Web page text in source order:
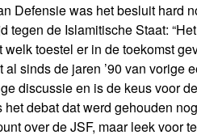
Defensie was het besluit hard
tegen de Islamitische Staat:
toestel er in de toekomst
sinds de jaren ’90 van vorige
discussie en is de keus voor
het debat dat werd gehouden
over de JSF, maar leek voor